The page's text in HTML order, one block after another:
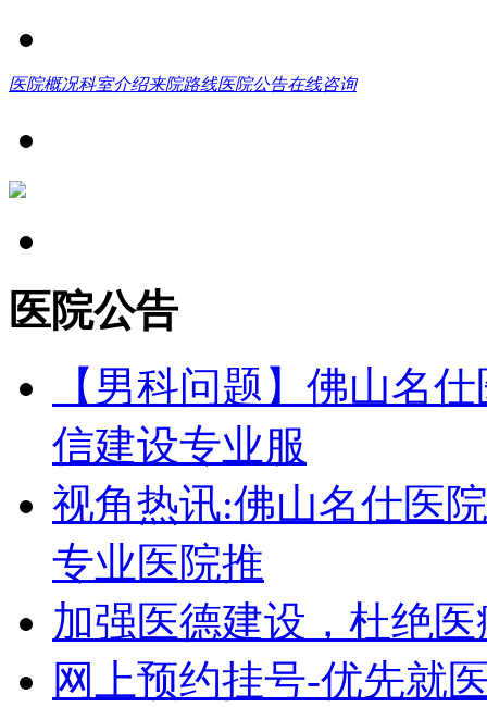
医院概况科室介绍来院路线医院公告在线咨询
医院公告
【男科问题】佛山名
信建设专业服
视角热讯:佛山名仕医
专业医院推
加强医德建设，杜绝
网上预约挂号-优先就